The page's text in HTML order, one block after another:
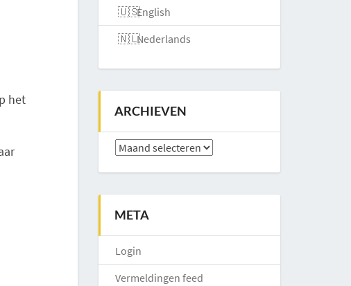
het
English
Nederlands
ARCHIEVEN
Archieven
META
Login
Vermeldingen feed